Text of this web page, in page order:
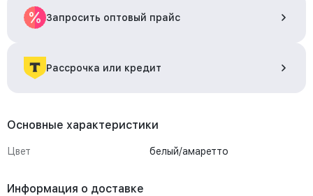
Запросить оптовый прайс
Рассрочка или кредит
Основные характеристики
Цвет белый/амаретто
Информация о доставке